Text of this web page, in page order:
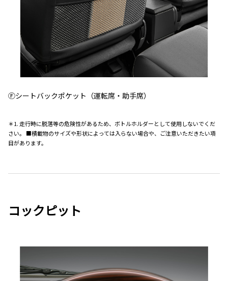
Ⓕシートバックポケット（運転席・助手席）
＊1. 走行時に脱落等の危険性があるため、ボトルホルダーとして使用しないでくだ
さい。 ■積載物のサイズや形状によっては入らない場合や、ご注意いただきたい項
目があります。
コックピット